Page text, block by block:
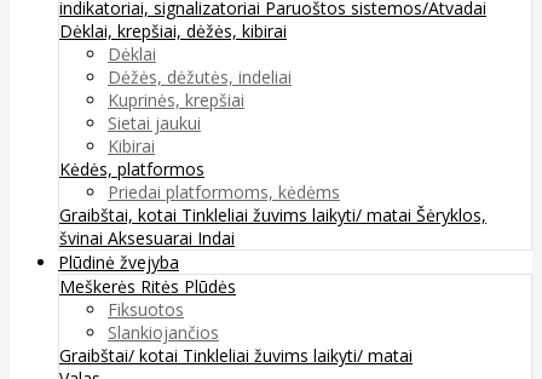
indikatoriai, signalizatoriai Paruoštos sistemos/Atvadai
Dėklai, krepšiai, dėžės, kibirai
Dėklai
Dėžės, dėžutės, indeliai
Kuprinės, krepšiai
Sietai jaukui
Kibirai
Kėdės, platformos
Priedai platformoms, kėdėms
Graibštai, kotai Tinkleliai žuvims laikyti/ matai Šėryklos,
švinai Aksesuarai Indai
Plūdinė žvejyba
Meškerės Ritės Plūdės
Fiksuotos
Slankiojančios
Graibštai/ kotai Tinkleliai žuvims laikyti/ matai